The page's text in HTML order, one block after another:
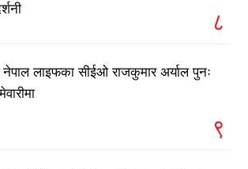
८
लाइफका सीईओ राजकुमार अर्याल पुनः
९